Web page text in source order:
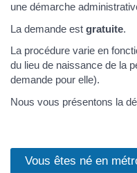
une démarche
La demande est gratuite.
La procédure varie en
du lieu de naissance de la
demande pour elle).
Nous vous présentons la
Vous êtes né en